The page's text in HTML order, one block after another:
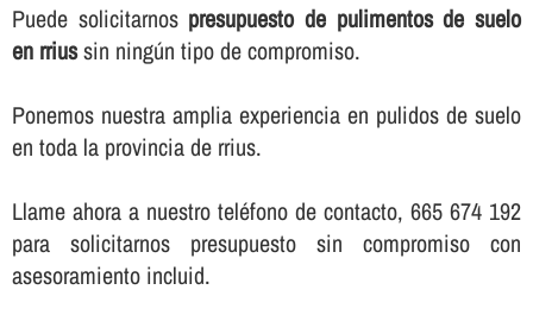
Puede solicitarnos presupuesto de pulimentos de suelo
en rriussin ningún tipo de compromiso.
Ponemos nuestra amplia experiencia en pulidos de suelo
en toda la provincia de rrius.
Llame ahora a nuestro teléfono de contacto, 665 674 192
para solicitarnos presupuesto sin compromiso con
asesoramiento incluid.